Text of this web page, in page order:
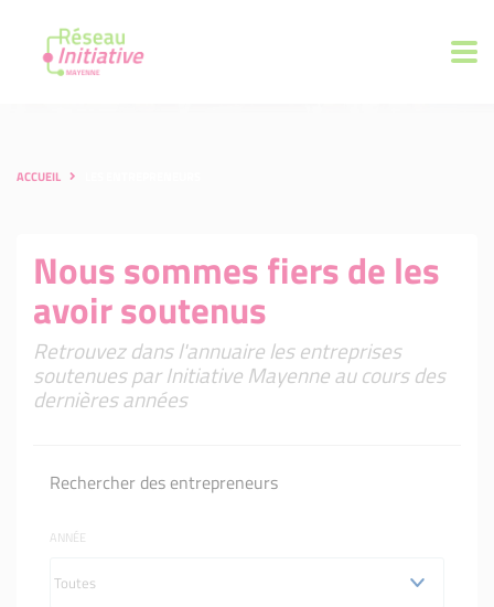
ACCUEIL
Nous sommes fiers de les
avoir soutenus
Retrouvez dans l'annuaire les entreprises
soutenues par Initiative Mayenne au cours des
dernières années
Rechercher des entrepreneurs
ANNÉE